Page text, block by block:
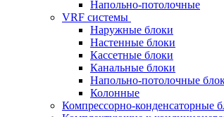
Напольно-потолочные
VRF системы
Наружные блоки
Настенные блоки
Кассетные блоки
Канальные блоки
Напольно-потолочные
Колонные
Компрессорно-конденсаторные